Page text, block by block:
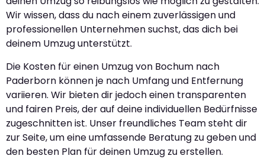
Wir wissen, dass du nach einem zuverlässigen und
professionellen Unternehmen suchst, das dich bei
deinem Umzug unterstützt.
Die Kosten für einen Umzug von Bochum nach
Paderborn können je nach Umfang und Entfernung
variieren. Wir bieten dir jedoch einen transparenten
und fairen Preis, der auf deine individuellen Bedürfnisse
zugeschnitten ist. Unser freundliches Team steht dir
zur Seite, um eine umfassende Beratung zu geben und
den besten Plan für deinen Umzug zu erstellen.